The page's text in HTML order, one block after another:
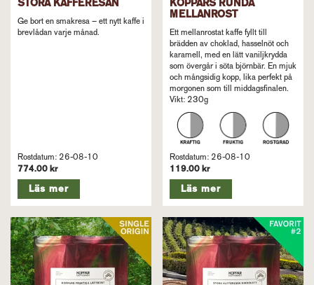
STORA KAFFERESAN
Ge bort en smakresa – ett nytt kaffe i
brevlådan varje månad.
Rostdatum: 26-08-10
774.00 kr
Läs mer
KOPPARS RUNDA
MELLANROST
Ett mellanrostat kaffe fyllt till
brädden av choklad, hasselnöt och
karamell, med en lätt vaniljkrydda
som övergår i söta björnbär. En mjuk
och mångsidig kopp, lika perfekt på
morgonen som till middagsfinalen.
Vikt: 230g
Rostdatum: 26-08-10
119.00 kr
Läs mer